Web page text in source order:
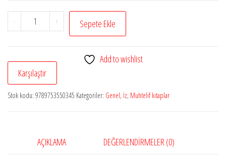
-
Kitabu'r
Ruh
+ Sepete Ekle
Add to wishlist
Karşılaştır
Stok kodu: 9789753550345 Kategoriler: Genel, İz, Muhtelif kitaplar
AÇIKLAMA DEĞERLENDIRMELER (0)